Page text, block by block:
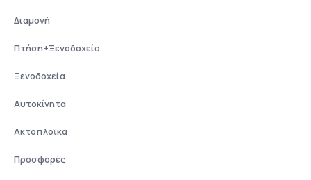
Διαμονή
Πτήση+Ξενοδοχείο
Ξενοδοχεία
Αυτοκίνητα
Ακτοπλοϊκά
Προσφορές